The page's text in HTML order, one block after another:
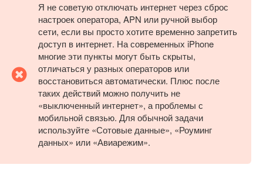
Я не советую отключать интернет через сброс
настроек оператора, APN или ручной выбор
сети, если вы просто хотите временно запретить
доступ в интернет. На современных iPhone
многие эти пункты могут быть скрыты,
отличаться у разных операторов или
восстановиться автоматически. Плюс после
таких действий можно получить не
«выключенный интернет», а проблемы с
мобильной связью. Для обычной задачи
используйте «Сотовые данные», «Роуминг
данных» или «Авиарежим».